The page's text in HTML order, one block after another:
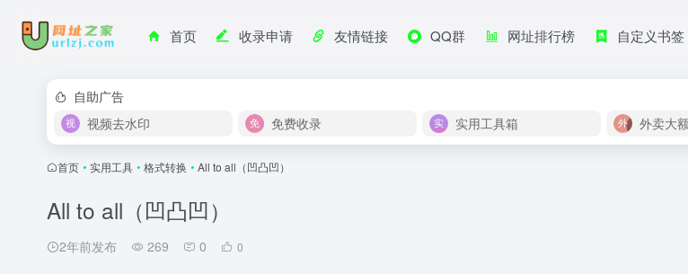
首页 收录申请 友情链接 QQ群 网址排行榜 自定义书签
自助广告
视频去水印
免费收录 实用工具箱 外卖大
首页 • 实用工具 • 格式转换 • All to all（凹凸凹）
All to all（凹凸凹）
2年前发布 269 0 0